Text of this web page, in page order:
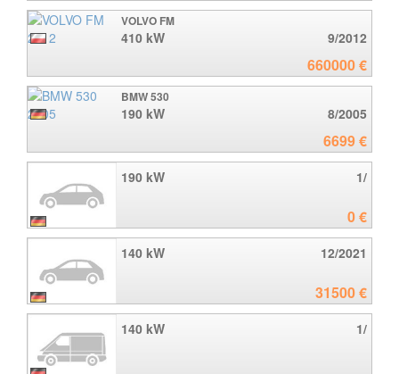
VOLVO FM
410 kW 9/2012
660000 €
BMW 530
190 kW 8/2005
6699 €
190 kW 1/
0 €
140 kW 12/2021
31500 €
140 kW 1/